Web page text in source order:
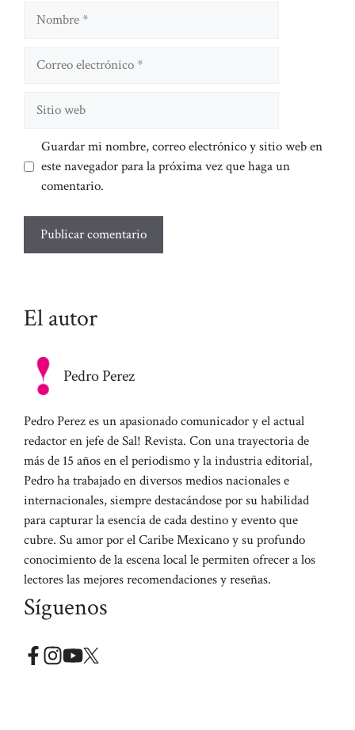
Nombre
Guardar mi nombre, correo electrónico y sitio web en
este navegador para la próxima vez que haga un
comentario.
El autor
Pedro Perez
Pedro Perez es un apasionado comunicador y el actual
redactor en jefe de Sal! Revista. Con una trayectoria de
más de 15 años en el periodismo y la industria editorial,
Pedro ha trabajado en diversos medios nacionales e
internacionales, siempre destacándose por su habilidad
para capturar la esencia de cada destino y evento que
cubre. Su amor por el Caribe Mexicano y su profundo
conocimiento de la escena local le permiten ofrecer a los
lectores las mejores recomendaciones y reseñas.
Síguenos